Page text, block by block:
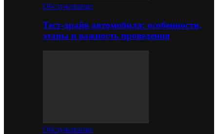
Обслуживание
Тест-драйв автомобиля: особенности,
этапы и важность проведения
Обслуживание